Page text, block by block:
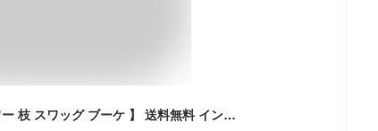
【 青 白 ドライフラワー 枝 スワッグ ブーケ 】 送料無料 インテリア 玄関 壁掛け 吊るす ブルー ウェディング 白 パンパス 花束 おしゃれ プレゼント 父の日 送別 退職 誕生日 母の日 発表会 記念日 結婚祝 入学祝 卒業祝 結婚記念日 開店祝 開業祝 新築祝 お礼 女性